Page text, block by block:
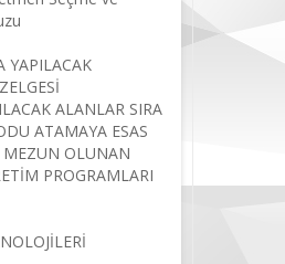
YAPILACAK
ALANLAR SIRA
ATAMAYA ESAS
OLUNAN
PROGRAMLARI